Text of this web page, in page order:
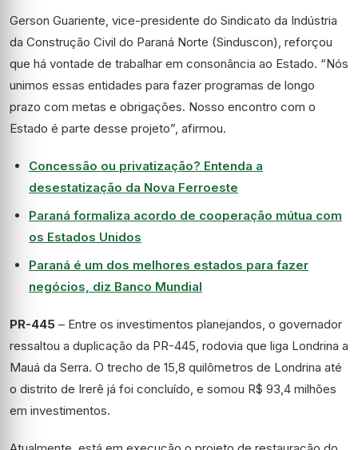
Gerson Guariente, vice-presidente do Sindicato da Indústria
da Construção Civil do Paraná Norte (Sinduscon), reforçou
que há vontade de trabalhar em consonância ao Estado. “Nós
unimos essas entidades para fazer programas de longo
prazo com metas e obrigações. Nosso encontro com o
Estado é parte desse projeto”, afirmou.
Concessão ou privatização? Entenda a
desestatização da Nova Ferroeste
Paraná formaliza acordo de cooperação mútua com
os Estados Unidos
Paraná é um dos melhores estados para fazer
negócios, diz Banco Mundial
PR-445 – Entre os investimentos planejandos, o governador
ressaltou a duplicação da PR-445, rodovia que liga Londrina a
Mauá da Serra. O trecho de 15,8 quilômetros de Londrina até
o distrito de Irerê já foi concluído, e somou R$ 93,4 milhões
em investimentos.